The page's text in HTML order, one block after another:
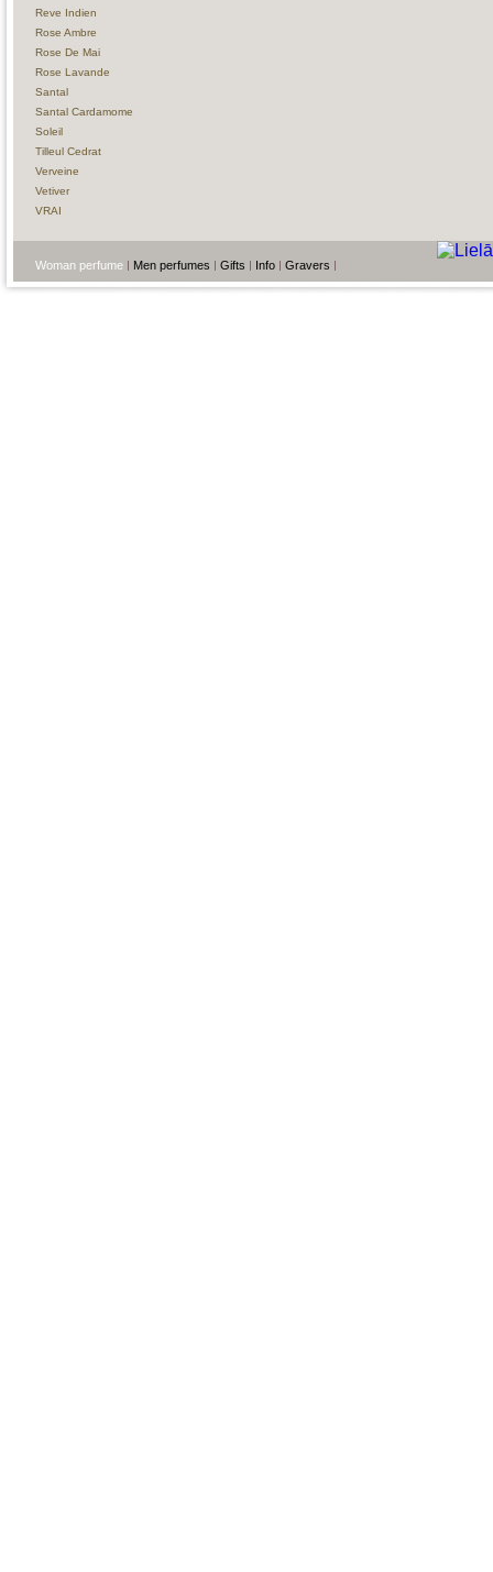
Reve Indien
Rose Ambre
Rose De Mai
Rose Lavande
Santal
Santal Cardamome
Soleil
Tilleul Cedrat
Verveine
Vetiver
VRAI
Woman perfume Men perfumes Gifts Info Gravers